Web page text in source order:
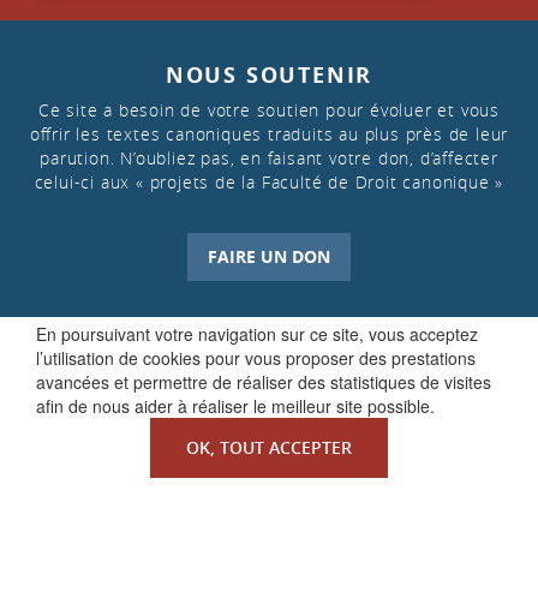
En poursuivant votre navigation sur ce site, vous acceptez
l’utilisation de cookies pour vous proposer des prestations
avancées et permettre de réaliser des statistiques de visites
afin de nous aider à réaliser le meilleur site possible.
OK, TOUT ACCEPTER
NOUS SOUTENIR
Ce site a besoin de votre soutien pour évoluer et vous
offrir les textes canoniques traduits au plus près de leur
parution. N’oubliez pas, en faisant votre don, d’affecter
celui-ci aux « projets de la Faculté de Droit canonique »
FAIRE UN DON